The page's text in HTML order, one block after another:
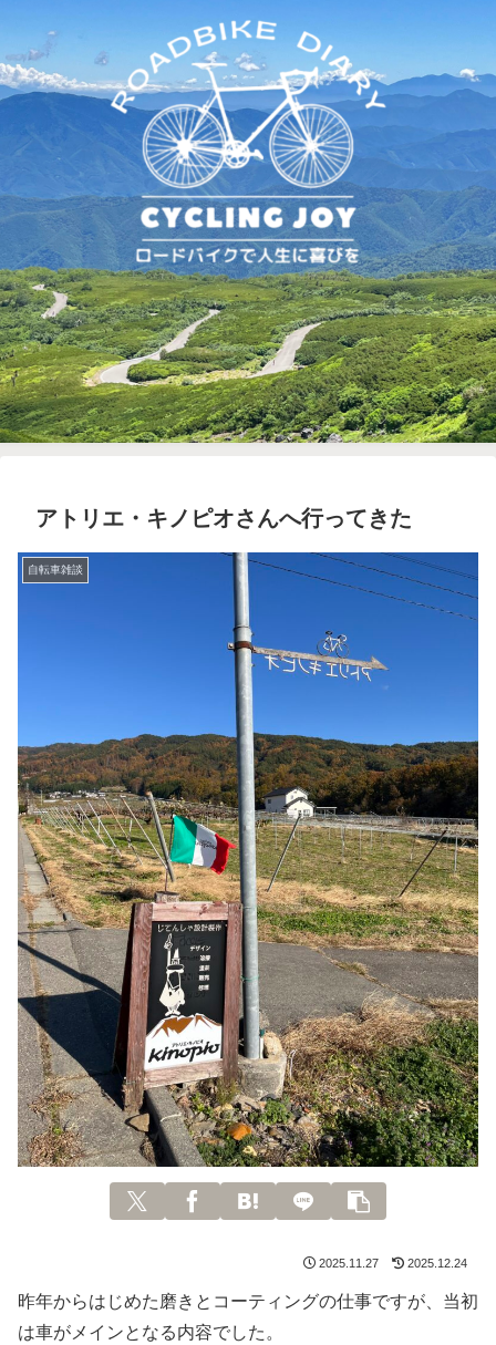
アトリエ・キノピオさんへ行ってきた
自転車雑談
2025.11.27 2025.12.24
昨年からはじめた磨きとコーティングの仕事ですが、当初
は車がメインとなる内容でした。